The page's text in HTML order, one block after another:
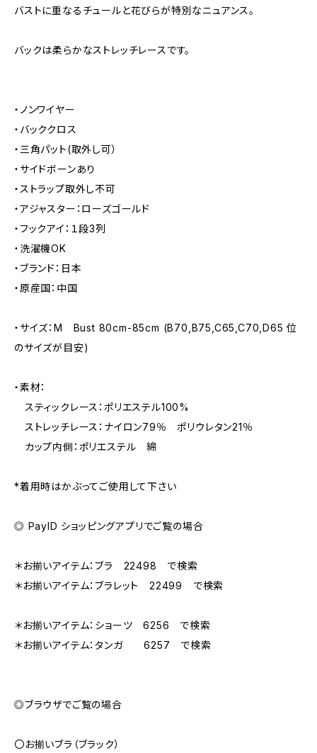
バストに重なるチュールと花びらが特別なニュアンス。
バックは柔らかなストレッチレースです。
・ノンワイヤー
・バッククロス
・三角パット(取外し可）
・サイドボーンあり
・ストラップ取外し不可
・アジャスター：ローズゴールド
・フックアイ：１段3列
・洗濯機OK
・ブランド：日本
・原産国：中国
・サイズ：M Bust 80cm-85cm (B70,B75,C65,C70,D65 位
のサイズが目安)
・素材：
スティックレース：ポリエステル100%
ストレッチレース：ナイロン79％ ポリウレタン21％
カップ内側：ポリエステル 綿
*着用時はかぶってご使用して下さい
◎ PayID ショッピングアプリでご覧の場合
＊お揃いアイテム：ブラ 22498 で検索
＊お揃いアイテム：ブラレット 22499 で検索
＊お揃いアイテム：ショーツ 6256 で検索
＊お揃いアイテム：タンガ 6257 で検索
◎ブラウザでご覧の場合
〇お揃いブラ（ブラック）